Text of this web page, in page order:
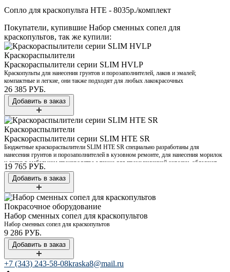
Сопло для краскопульта HTE - 8035р./комплект
Покупатели, купившие Набор сменных сопел для
краскопультов​, так же купили:
Краскораспылители
Краскораспылители серии SLIM HVLP
Краскопульты для нанесения грунтов и порозаполнителей, лаков и эмалей;
компактные и легкие, они также подходят для любых лакокрасочных
26 385 РУБ.
Краскораспылители
Краскораспылители серии SLIM HTE SR
Бюджетные краскораспылители SLIM HTE SR специально разработаны для
нанесения грунтов и порозаполнителей в кузовном ремонте, для нанесения морилок
и лаков в мебельном производстве а также для промышленной окраски, обладают
низким воздухопотреблением, низким перепылом, и коэффициентом переноса
материала до 80%. Универсальные краскораспылители SLIM надежны и просты в
работе и обслуживании.
19 765 РУБ.
Покрасочное оборудование
Набор сменных сопел для краскопультов
Набор сменных сопел для краскопультов
9 286 РУБ.
+7 (343) 243-58-08kraska8@mail.ru